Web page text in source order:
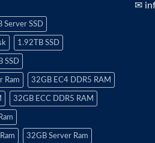
Server SSD
1.92TB SSD
SSD
Ram 32GB EC4 DDR5 RAM
32GB ECC DDR5 RAM
32GB Server Ram
✉